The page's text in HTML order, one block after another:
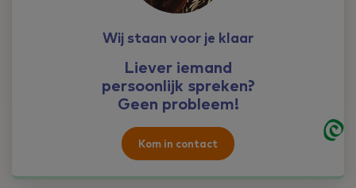
Wij staan voor je klaar
Liever iemand
persoonlijk spreken?
Geen probleem!
Kom in contact